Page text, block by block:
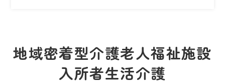
地域密着型介護老人福祉施設
入所者生活介護